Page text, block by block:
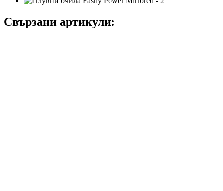
Свързани артикули: